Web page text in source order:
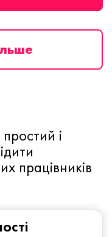
і
працівників